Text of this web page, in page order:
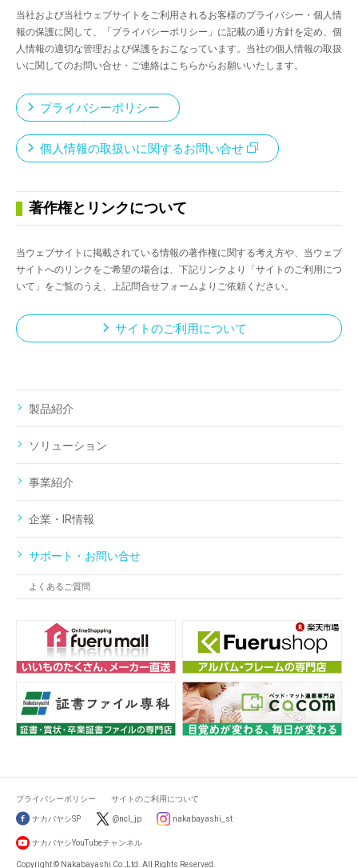
当社および当社ウェブサイトをご利用されるお客様のプライバシー・個人情
報の保護に関して、「プライバシーポリシー」に記載の通り方針を定め、個
人情報の適切な管理および保護をおこなっています。当社の個人情報の取扱
いに関してのお問い合せ・ご連絡はこちらからお願いいたします。
プライバシーポリシー
個人情報の取扱いに関するお問い合せ
著作権とリンクについて
当ウェブサイトに掲載されている情報の著作権に関する考え方や、当ウェブ
サイトへのリンクをご希望の場合は、下記リンクより「サイトのご利用につ
いて」をご覧のうえ、上記問合せフォームよりご依頼ください。
サイトのご利用について
製品紹介
ソリューション
事業紹介
企業・IR情報
サポート・お問い合せ
よくあるご質問
プライバシーポリシー サイトのご利用について
ナカバヤシSP @ncl_jp nakabayashi_st
ナカバヤシYouTubeチャンネル
Copyright © Nakabayashi Co.,Ltd. All Rights Reserved.